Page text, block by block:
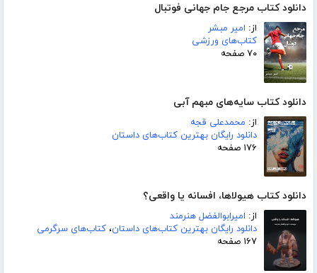
دانلود کتاب مرجع جام جهانی فوتبال
از: امیر مبشر
کتاب‌های ورزشی
۷۰ صفحه
دانلود کتاب سایه‌های مبهم آبی
از: محمدعلی قجه
دانلود رایگان بهترین کتاب‌های داستان
۱۷۶ صفحه
دانلود کتاب هیولاها، افسانه یا واقعی؟
از: امیرابوالفضل هنرمند
دانلود رایگان بهترین کتاب‌های داستان، کتاب‌های سرگرمی
۱۶۷ صفحه